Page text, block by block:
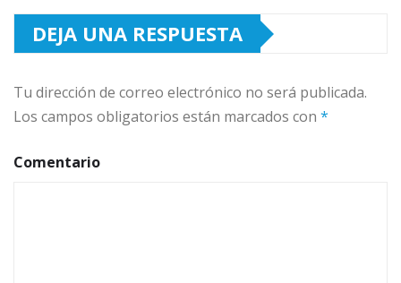
DEJA UNA RESPUESTA
Tu dirección de correo electrónico no será publicada.
Los campos obligatorios están marcados con *
Comentario